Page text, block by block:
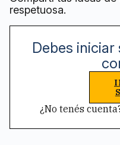
respetuosa.
Debes
¿No tenés